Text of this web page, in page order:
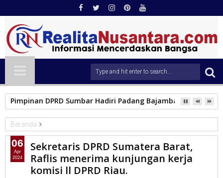
Pimpinan DPRD Sumbar Hadiri Padang Bajamba, Perkuat
Beranda
PARLEMEN
Sekretaris DPRD Sumatera Barat, Raflis menerima kunjungan
kerja komisi ll DPRD Riau.
Sekretaris DPRD Sumatera Barat,
Raflis menerima kunjungan kerja
komisi ll DPRD Riau.
06
Apr
2024